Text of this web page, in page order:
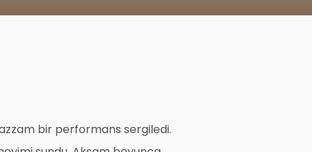
bir performans sergiledi.